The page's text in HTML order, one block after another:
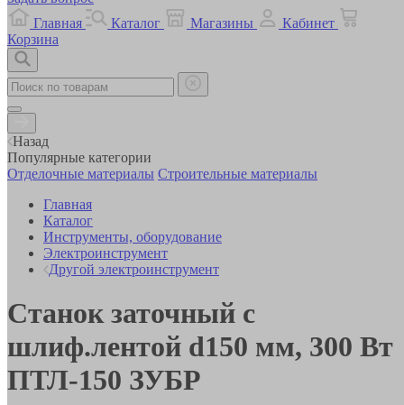
Главная
Каталог Магазины
Кабинет
Корзина
Назад
Популярные категории
Отделочные материалы Строительные материалы
Главная
Каталог
Инструменты, оборудование
Электроинструмент
Другой электроинструмент
Станок заточный с
шлиф.лентой d150 мм, 300 Вт
ПТЛ-150 ЗУБР